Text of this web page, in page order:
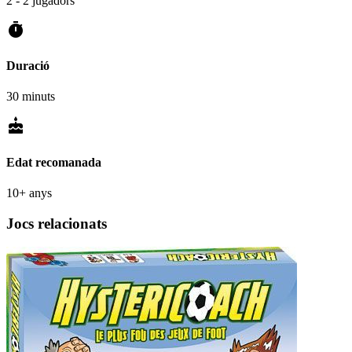
timer
Duració
30 minuts
cake
Edat recomanada
10+ anys
Jocs relacionats